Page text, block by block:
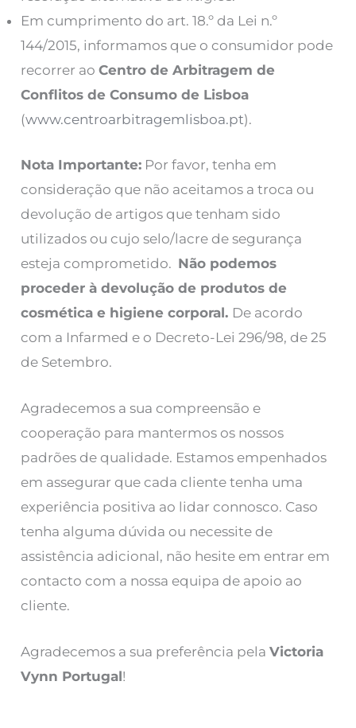
Em cumprimento do art. 18.º da Lei n.º
144/2015, informamos que o consumidor pode
recorrer aoCentro de Arbitragem de
Conflitos de Consumo de Lisboa
(www.centroarbitragemlisboa.pt).
Nota Importante: Por favor, tenha em
consideração que não aceitamos a troca ou
devolução de artigos que tenham sido
utilizados ou cujo selo/lacre de segurança
esteja comprometido. Não podemos
proceder à devolução de produtos de
cosmética e higiene corporal. De acordo
com a Infarmed e o Decreto-Lei 296/98, de 25
de Setembro.
Agradecemos a sua compreensão e
cooperação para mantermos os nossos
padrões de qualidade. Estamos empenhados
em assegurar que cada cliente tenha uma
experiência positiva ao lidar connosco. Caso
tenha alguma dúvida ou necessite de
assistência adicional, não hesite em entrar em
contacto com a nossa equipa de apoio ao
cliente.
Agradecemos a sua preferência pelaVictoria
Vynn Portugal!